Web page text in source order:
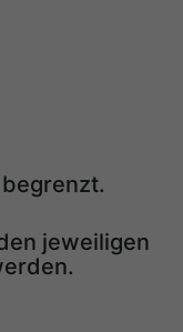
jeweiligen